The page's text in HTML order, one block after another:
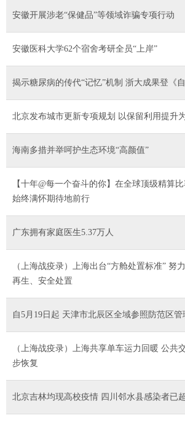
安徽开展涉老“保健品”等领域诈骗专项行动
安徽医科大学62个宿舍考研全员“上岸”
揭示糖尿病的传代“记忆”机制 浙大成果登《自
北京发布城市更新专项规划 以保留利用提升
海南多措并举呵护生态环境“高颜值”
【十年@每一个奋斗的你】在全球顶级精算
始终满怀期待地前行
广东拥有家庭医生5.37万人
（上海战疫录）上海出台“方舱处置标准” 努
再生、安全处置
自5月19日起 天津市北辰区全域参照防范区管
（上海战疫录）上海共享单车运力回暖 公共
步恢复
北京吉林均现高校疫情 四川邻水县感染者已